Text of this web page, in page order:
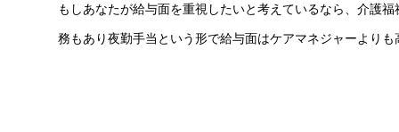
もしあなたが給与面を重視したいと考えているなら、介護
務もあり夜勤手当という形で給与面はケアマネジャーより